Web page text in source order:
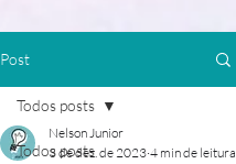
Post
Todos posts
Todos posts
Nelson Junior
3 de dez. de 2023 4 min de leitura